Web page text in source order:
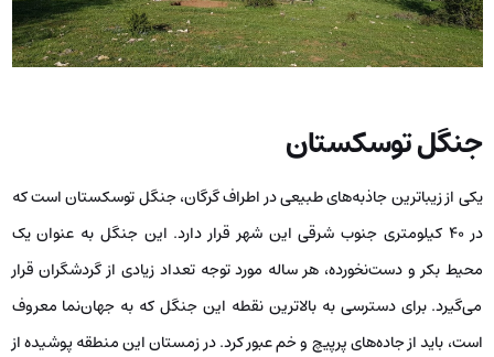
جنگل توسکستان
یکی از زیباترین جاذبه‌های طبیعی در اطراف گرگان، جنگل توسکستان است که
در ۴۰ کیلومتری جنوب شرقی این شهر قرار دارد. این جنگل به عنوان یک
محیط بکر و دست‌نخورده، هر ساله مورد توجه تعداد زیادی از گردشگران قرار
می‌گیرد. برای دسترسی به بالاترین نقطه این جنگل که به جهان‌نما معروف
است، باید از جاده‌های پرپیچ و خم عبور کرد. در زمستان این منطقه پوشیده از